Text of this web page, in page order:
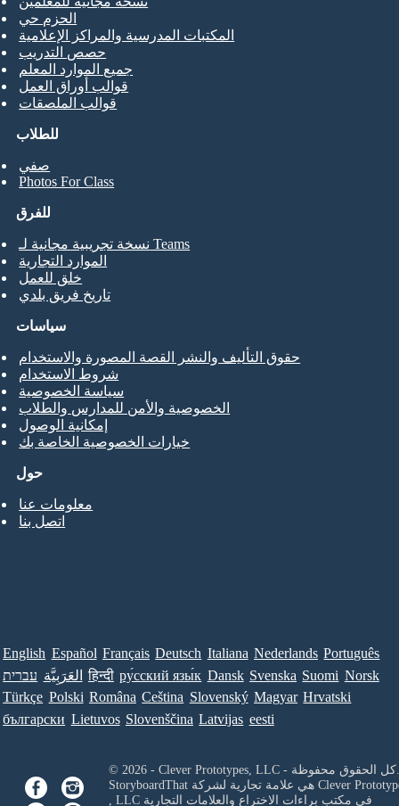
للطلاب
صفي
Photos For Class
الحزم حي
المكتبات المدرسية والمراكز الإعلامية
حصص التدريب
جميع الموارد المعلم
قوالب أوراق العمل
قوالب الملصقات
للفرق
نسخة تجريبية مجانية لـ Teams
الموارد التجارية
خلق للعمل
تاريخ فريق بلدي
حول
معلومات عنا
اتصل بنا
سياسات
حقوق التأليف والنشر القصة المصورة والاستخدام
شروط الاستخدام
سياسة الخصوصية
الخصوصية والأمن للمدارس والطلاب
إمكانية الوصول
خيارات الخصوصية الخاصة بك
English Español Français Deutsch Italiana Nederlands Português
עברית العَرَبِيَّة हिन्दी ру́сский язы́к Dansk Svenska Suomi Norsk
Türkçe Polski Româna Ceština Slovenský Magyar Hrvatski
български Lietuvos Slovenščina Latvijas eesti
© 2026 - Clever Prototypes, LLC - كل الحقوق محفوظة.
StoryboardThat هي علامة تجارية لشركة Clever
, LLCفي مكتب براءات الاختراع والعلامات التجارية